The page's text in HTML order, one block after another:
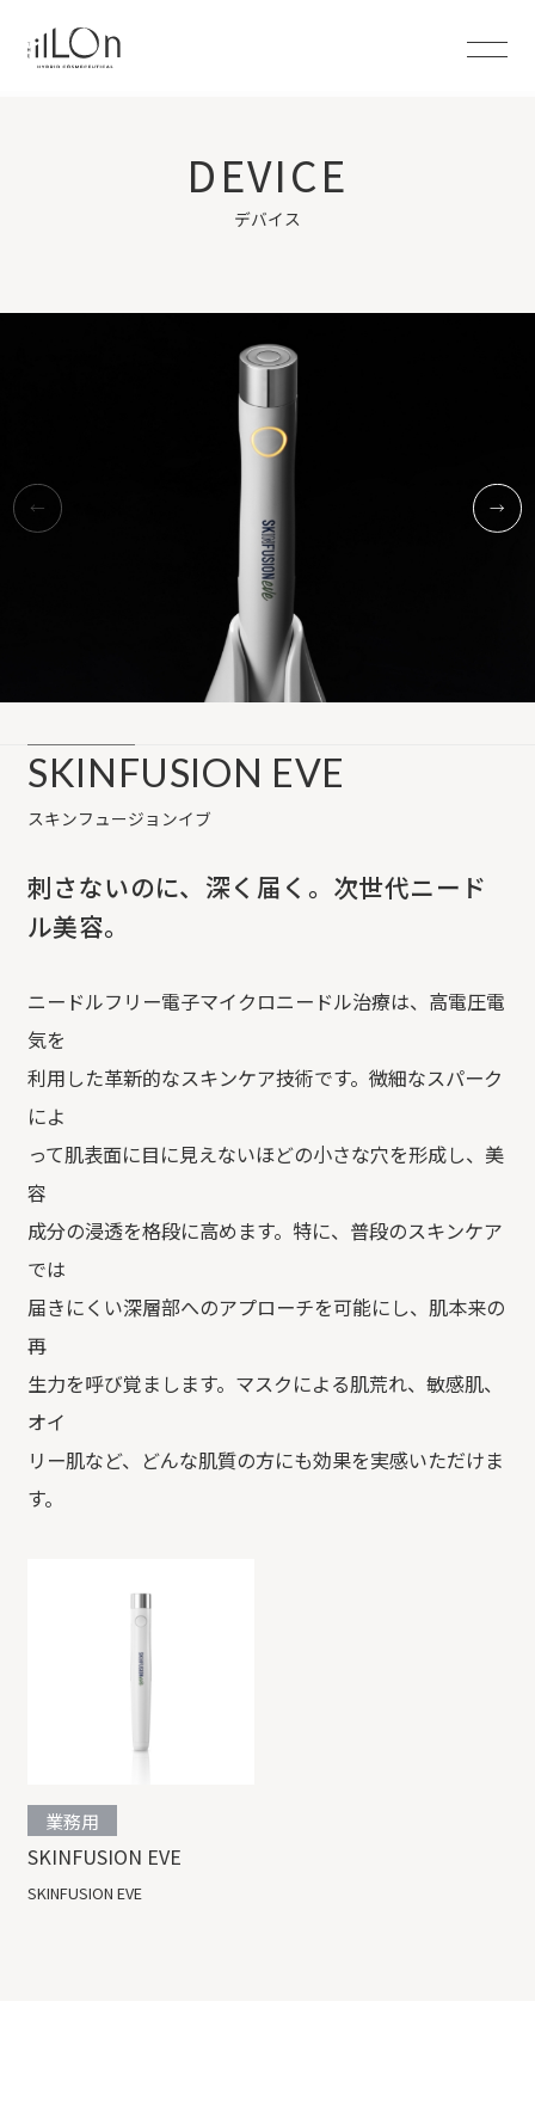
DEVICE
デバイス
← →
SKINFUSION EVE
スキンフュージョンイブ
刺さないのに、深く届く。次世代ニード
ル美容。
ニードルフリー電子マイクロニードル治療は、高電圧電
気を
利用した革新的なスキンケア技術です。微細なスパーク
によ
って肌表面に目に見えないほどの小さな穴を形成し、美
容
成分の浸透を格段に高めます。特に、普段のスキンケア
では
届きにくい深層部へのアプローチを可能にし、肌本来の
再
生力を呼び覚まします。マスクによる肌荒れ、敏感肌、
オイ
リー肌など、どんな肌質の方にも効果を実感いただけま
す。
業務用
SKINFUSION EVE
SKINFUSION EVE